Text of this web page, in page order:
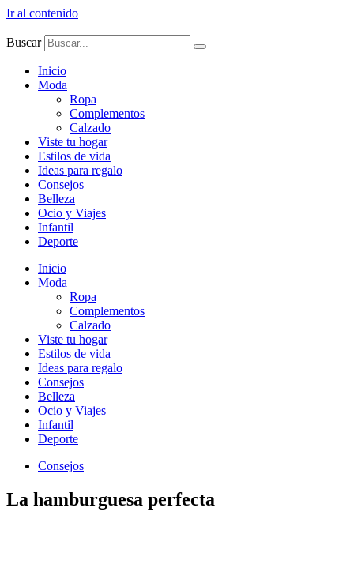
Ir al contenido
Buscar
Inicio
Moda
Ropa
Complementos
Calzado
Viste tu hogar
Estilos de vida
Ideas para regalo
Consejos
Belleza
Ocio y Viajes
Infantil
Deporte
Inicio
Moda
Ropa
Complementos
Calzado
Viste tu hogar
Estilos de vida
Ideas para regalo
Consejos
Belleza
Ocio y Viajes
Infantil
Deporte
Consejos
La hamburguesa perfecta